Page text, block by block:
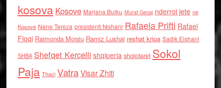
kosova Kosove Marjana Bulku Murat Gecaj nderroi jete ne
Kosove Nene Tereza presidenti Nishani Rafaela Prifti Rafael
Floqi Raimonda Moisiu Ramiz Lushaj reshat kripa Sadik Elshani
SHBA Shefqet Kercelli shqiperia shqiptaret Sokol
Paja Thaci VatraVisar Zhiti